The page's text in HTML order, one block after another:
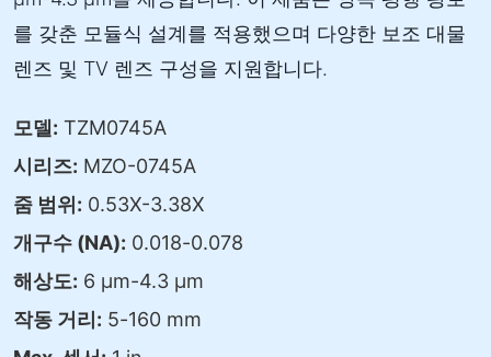
를 갖춘 모듈식 설계를 적용했으며 다양한 보조 대물
렌즈 및 TV 렌즈 구성을 지원합니다.
모델: TZM0745A
시리즈: MZO-0745A
줌 범위: 0.53X-3.38X
개구수 (NA): 0.018-0.078
해상도: 6 µm-4.3 µm
작동 거리: 5-160 mm